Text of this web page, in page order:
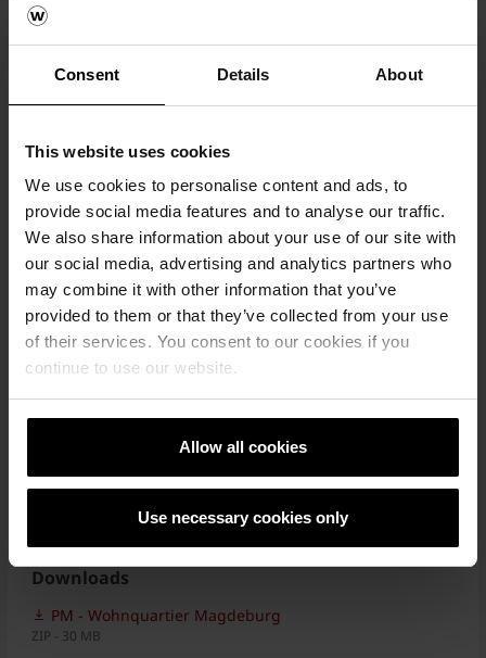
Consent Details About
This website uses cookies
We use cookies to personalise content and ads, to
provide social media features and to analyse our traffic.
We also share information about your use of our site with
our social media, advertising and analytics partners who
may combine it with other information that you’ve
provided to them or that they’ve collected from your use
of their services. You consent to our cookies if you
continue to use our website.
Allow all cookies
Use necessary cookies only
Pressekontakt
Wienerberger GmbH
+49 511 610 70 0
presse.DE@wienerberger.com
Kategorie
Pressemitteilung, Poroton
Veröffentlichungsdatum
Downloads
PM - Wohnquartier Magdeburg
ZIP - 30 MB